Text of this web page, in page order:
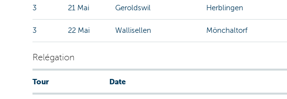
3 21 Mai Geroldswil Herblingen
3 22 Mai Wallisellen Mönchaltorf
Relégation
Tour Date